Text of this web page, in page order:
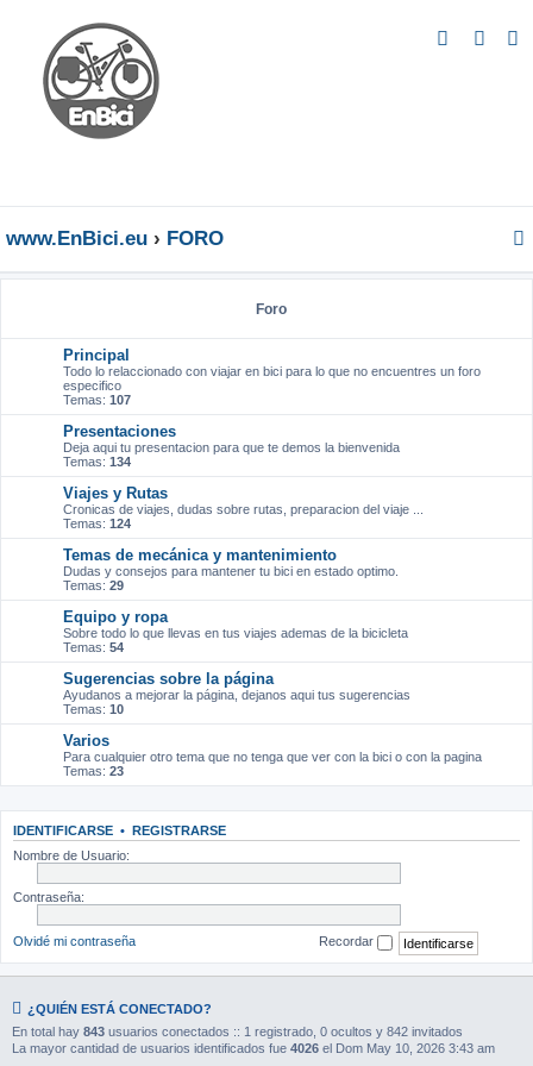
www.EnBici.eu FORO
Foro
Principal
Todo lo relaccionado con viajar en bici para lo que no encuentres un foro
especifico
Temas: 107
Presentaciones
Deja aqui tu presentacion para que te demos la bienvenida
Temas: 134
Viajes y Rutas
Cronicas de viajes, dudas sobre rutas, preparacion del viaje ...
Temas: 124
Temas de mecánica y mantenimiento
Dudas y consejos para mantener tu bici en estado optimo.
Temas: 29
Equipo y ropa
Sobre todo lo que llevas en tus viajes ademas de la bicicleta
Temas: 54
Sugerencias sobre la página
Ayudanos a mejorar la página, dejanos aqui tus sugerencias
Temas: 10
Varios
Para cualquier otro tema que no tenga que ver con la bici o con la pagina
Temas: 23
IDENTIFICARSE •
REGISTRARSE
Nombre de Usuario:
Contraseña:
Olvidé mi contraseña Recordar
¿QUIÉN ESTÁ CONECTADO?
En total hay 843 usuarios conectados :: 1 registrado, 0 ocultos y 842 invitados
La mayor cantidad de usuarios identificados fue 4026 el Dom May 10, 2026 3:43 am